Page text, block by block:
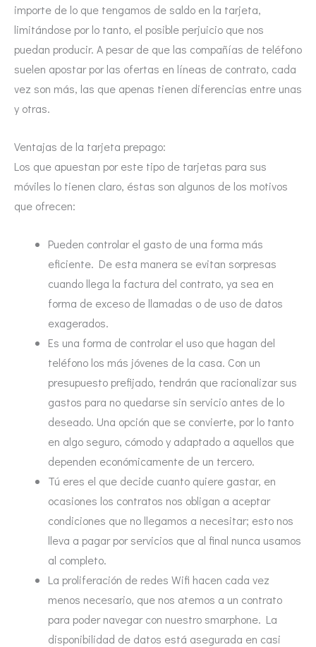
importe de lo que tengamos de saldo en la tarjeta,
limitándose por lo tanto, el posible perjuicio que nos
puedan producir. A pesar de que las compañías de teléfono
suelen apostar por las ofertas en líneas de contrato, cada
vez son más, las que apenas tienen diferencias entre unas
y otras.
Ventajas de la tarjeta prepago:
Los que apuestan por este tipo de tarjetas para sus
móviles lo tienen claro, éstas son algunos de los motivos
que ofrecen:
Pueden controlar el gasto de una forma más
eficiente. De esta manera se evitan sorpresas
cuando llega la factura del contrato, ya sea en
forma de exceso de llamadas o de uso de datos
exagerados.
Es una forma de controlar el uso que hagan del
teléfono los más jóvenes de la casa. Con un
presupuesto prefijado, tendrán que racionalizar sus
gastos para no quedarse sin servicio antes de lo
deseado. Una opción que se convierte, por lo tanto
en algo seguro, cómodo y adaptado a aquellos que
dependen económicamente de un tercero.
Tú eres el que decide cuanto quiere gastar, en
ocasiones los contratos nos obligan a aceptar
condiciones que no llegamos a necesitar; esto nos
lleva a pagar por servicios que al final nunca usamos
al completo.
La proliferación de redes Wifi hacen cada vez
menos necesario, que nos atemos a un contrato
para poder navegar con nuestro smarphone. La
disponibilidad de datos está asegurada en casi